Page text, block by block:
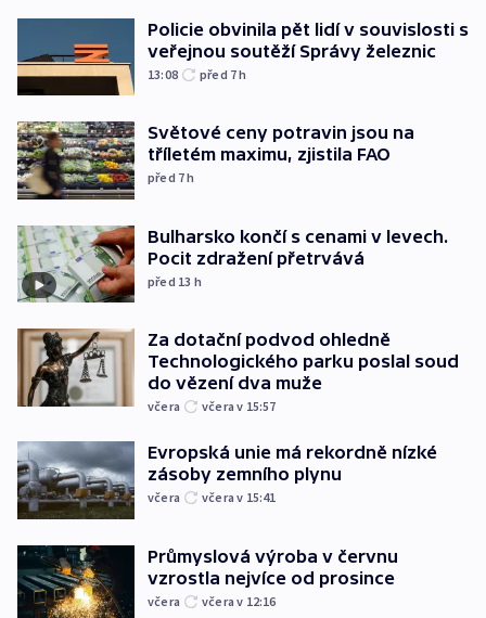
Policie obvinila pět lidí v souvislosti s
veřejnou soutěží Správy železnic
13:08 před 7h
Světové ceny potravin jsou na
tříletém maximu, zjistila FAO
před 7h
Bulharsko končí s cenami v levech.
Pocit zdražení přetrvává
před 13 h
Za dotační podvod ohledně
Technologického parku poslal soud
do vězení dva muže
včera včera v 15:57
Evropská unie má rekordně nízké
zásoby zemního plynu
včera včera v 15:41
Průmyslová výroba v červnu
vzrostla nejvíce od prosince
včera včera v 12:16